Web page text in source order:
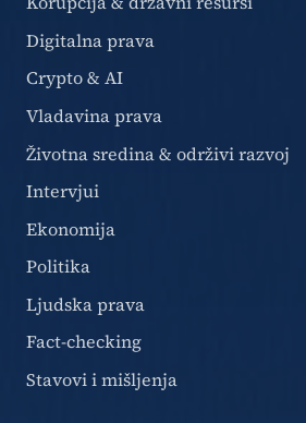
Digitalna prava
Crypto & AI
Vladavina prava
Životna sredina & održivi razvoj
Intervjui
Ekonomija
Politika
Ljudska prava
Fact-checking
Stavovi i mišljenja